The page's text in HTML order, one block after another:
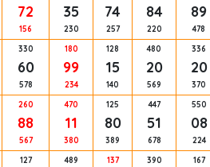
72
156
35
230
74
257
84
220
89
478
330
60
578
180
99
234
128
15
140
480
20
569
336
20
370
260
88
567
470
11
380
125
80
389
447
51
678
550
08
224
127 489 137 390 167